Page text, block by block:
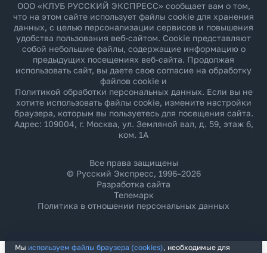
ООО «КЛУБ РУССКИЙ ЭКСПРЕСС» сообщает вам о том,
что на этом сайте использует файлы cookie для хранения
данных, с целью персонализации сервисов и повышения
удобства пользования веб-сайтом. Cookie представляют
собой небольшие файлы, содержащие информацию о
предыдущих посещениях веб-сайта. Продолжая
использовать сайт, вы даете свое согласие на обработку
файлов cookie и
Политикой обработки персональных данных. Если вы не
хотите использовать файлы cookie, измените настройки
браузера, которым вы пользуетесь для посещения сайта.
Адрес: 109004, г. Москва, ул. Земляной вал, д. 59, этаж 6,
ком. 1А
Все права защищены
© Русский Экспресс, 1996–2026
Разработка сайта
Телемарк
Политика в отношении персональных данных
Мы используем файлы браузера (cookies), необходимые для